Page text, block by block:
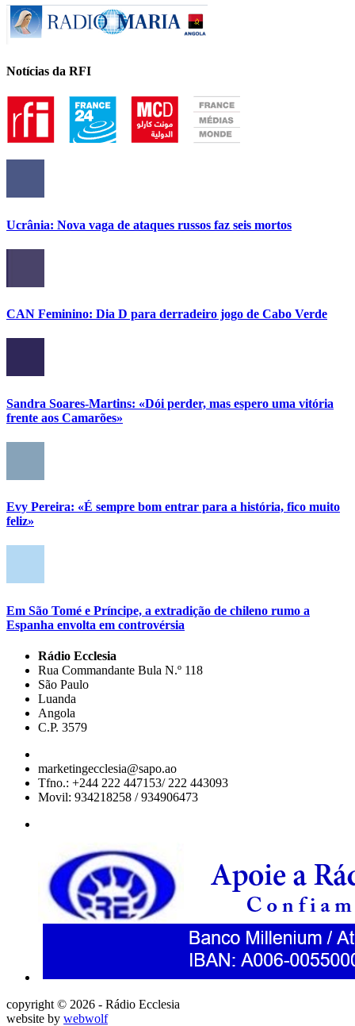
Notícias da RFI
Ucrânia: Nova vaga de ataques russos faz seis mortos
CAN Feminino: Dia D para derradeiro jogo de Cabo Verde
Sandra Soares-Martins: «Dói perder, mas espero uma vitória
frente aos Camarões»
Evy Pereira: «É sempre bom entrar para a história, fico muito
feliz»
Em São Tomé e Príncipe, a extradição de chileno rumo a
Espanha envolta em controvérsia
Rádio Ecclesia
Rua Commandante Bula N.º 118
São Paulo
Luanda
Angola
C.P. 3579
marketingecclesia@sapo.ao
Tfno.: +244 222 447153/ 222 443093
Movil: 934218258 / 934906473
copyright © 2026 - Rádio Ecclesia
website by webwolf